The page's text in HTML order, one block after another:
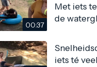
00:37
Met iets
de
iets té